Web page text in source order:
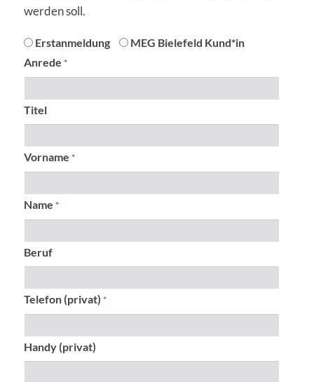
werden soll.
anmeldung
Erstanmeldung
MEG Bielefeld Kund*in
Anrede *
Titel
Vorname *
Name *
Beruf
Telefon (privat) *
Handy (privat)